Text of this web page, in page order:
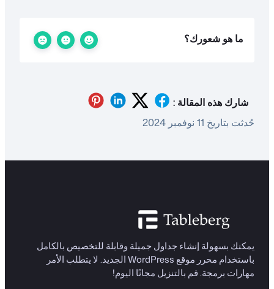
ما هو شعورك؟
شارك هذه المقالة :
حُدثت بتاريخ 11 نوفمبر 2024
يمكنك بسهولة إنشاء جداول جميلة وقابلة للتخصيص بالكامل
باستخدام محرر موقع WordPress الجديد. لا يتطلب الأمر
مهارات برمجة. قم بالتنزيل مجانًا اليوم!